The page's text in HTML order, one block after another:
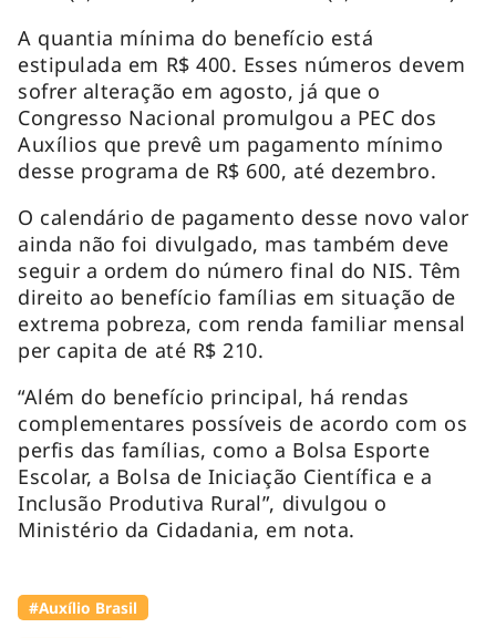
A quantia mínima do benefício está
estipulada em R$ 400. Esses números devem
sofrer alteração em agosto, já que o
Congresso Nacional promulgou a PEC dos
Auxílios que prevê um pagamento mínimo
desse programa de R$ 600, até dezembro.
O calendário de pagamento desse novo valor
ainda não foi divulgado, mas também deve
seguir a ordem do número final do NIS. Têm
direito ao benefício famílias em situação de
extrema pobreza, com renda familiar mensal
per capita de até R$ 210.
“Além do benefício principal, há rendas
complementares possíveis de acordo com os
perfis das famílias, como a Bolsa Esporte
Escolar, a Bolsa de Iniciação Científica e a
Inclusão Produtiva Rural”, divulgou o
Ministério da Cidadania, em nota.
#Auxílio Brasil